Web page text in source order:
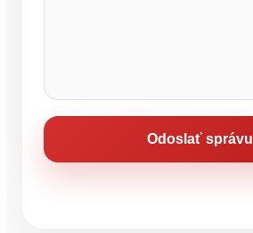
Odoslať správu